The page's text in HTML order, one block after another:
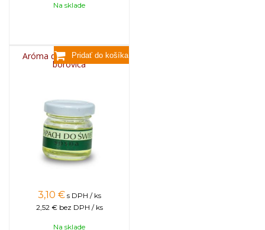
Na sklade
Aróma do sviečok, 25g -
borovica
3,10 € s DPH / ks
2,52 € bez DPH / ks
Na sklade